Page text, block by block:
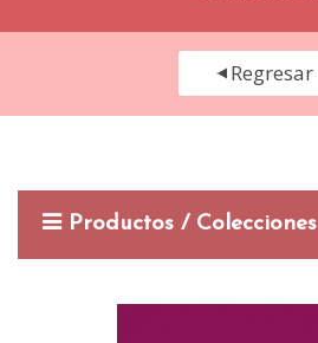
Regresar
Productos / Colecciones